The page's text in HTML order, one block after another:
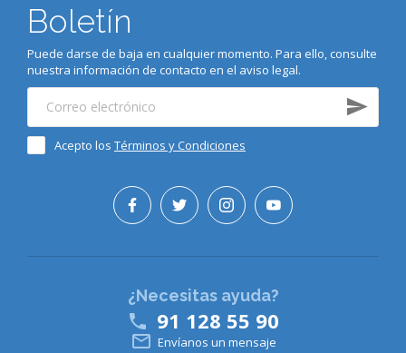
Boletín
Puede darse de baja en cualquier momento. Para ello, consulte
nuestra información de contacto en el aviso legal.
Acepto los Términos y Condiciones
¿Necesitas ayuda?
 91 128 55 90
 Envíanos un mensaje